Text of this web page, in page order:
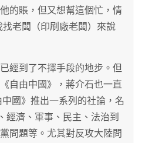
的賬，但又想幫這個忙，情
老闆（印刷廠老闆）來說
經到了不擇手段的地步。但
自由中國》，蔣介石也一直
國》推出一系列的社論，名
經濟、軍事、民主、法治到
問題等。尤其對反攻大陸問